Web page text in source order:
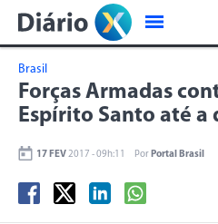
Brasil
Forças Armadas
Espírito Santo até a
17 FEV2017 - 09h:11 Por Portal Brasil